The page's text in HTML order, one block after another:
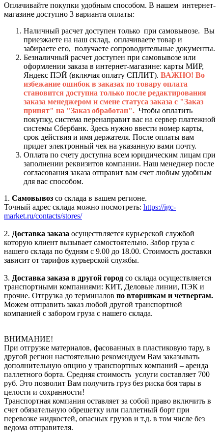
Оплачивайте покупки удобным способом. В нашем интернет-
магазине доступно 3 варианта оплаты:
Наличный расчет доступен только при самовывозе. Вы
приезжаете на наш склад, оплачиваете товар и
забираете его, получаете сопроводительные документы.
Безналичный расчет доступен при самовывозе или
оформлении заказа в интернет-магазине: карты МИР,
Яндекс ПЭЙ (включая оплату СПЛИТ). ВАЖНО! Во
избежание ошибок в заказах по товару оплата
становится доступна только после редактирования
заказа менеджером и смене статуса заказа с "Заказ
принят" на "Заказ обработан". Чтобы оплатить
покупку, система перенаправит вас на сервер платежной
системы Сбербанк. Здесь нужно ввести номер карты,
срок действия и имя держателя. После оплаты вам
придет электронный чек на указанную вами почту.
Оплата по счету доступна всем юридическим лицам при
заполнении реквизитов компании. Наш менеджер после
согласования заказа отправит вам счет любым удобным
для вас способом.
1. Самовывоз со склада в вашем регионе.
Точный адрес склада можно посмотреть: https://igc-
market.ru/contacts/stores/
2. Доставка заказа осуществляется курьерской службой
которую клиент вызывает самостоятельно. Забор груза с
нашего склада по будням с 9.00 до 18.00. Стоимость доставки
зависит от тарифов курьерской службы.
3. Доставка заказа в другой город со склада осуществляется
транспортными компаниями: КИТ, Деловые линии, ПЭК и
прочие. Отгрузка до терминалов по вторникам и четвергам.
Можем отправить заказ любой другой транспортной
компанией с забором груза с нашего склада.
ВНИМАНИЕ!
При отгрузке материалов, фасованных в пластиковую тару, в
другой регион настоятельно рекомендуем Вам заказывать
дополнительную опцию у транспортных компаний – аренда
паллетного борта. Средняя стоимость услуги составляет 700
руб. Это позволит Вам получить груз без риска боя тары в
целости и сохранности!
Транспортная компания оставляет за собой право включить в
счет обязательную обрешетку или паллетный борт при
перевозке жидкостей, опасных грузов и т.д. в том числе без
ведома отправителя.